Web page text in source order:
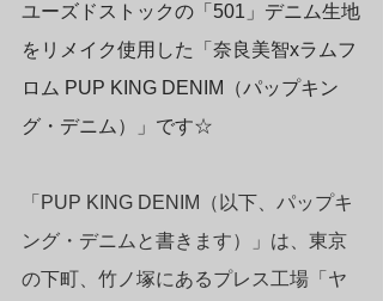
ユーズドストックの「501」デニム生地
をリメイク使用した「奈良美智xラムフ
ロム PUP KING DENIM（パップキン
グ・デニム）」です☆
「PUP KING DENIM（以下、パップキ
ング・デニムと書きます）」は、東京
の下町、竹ノ塚にあるプレス工場「ヤ